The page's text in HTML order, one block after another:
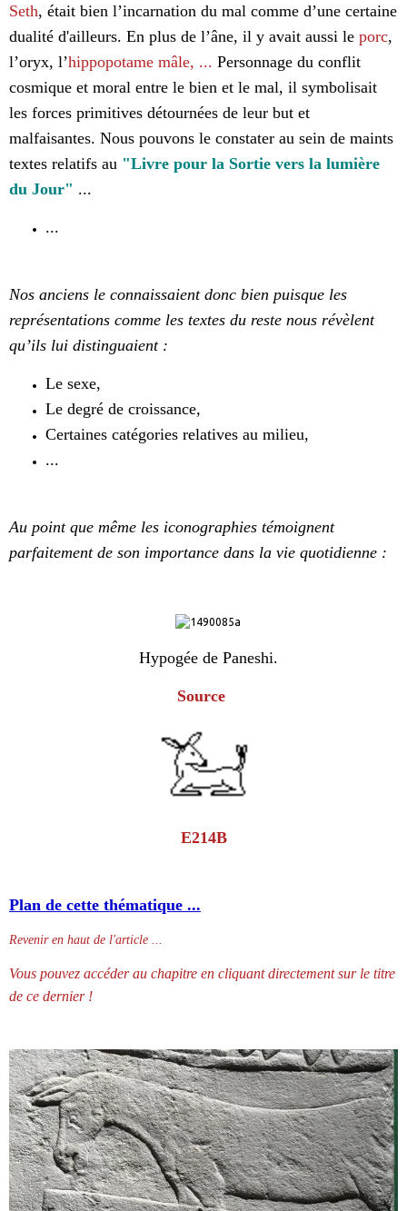
Seth, était bien l’incarnation du mal comme d’une certaine
dualité d'ailleurs. En plus de l’âne, il y avait aussi le porc,
l’oryx, l’hippopotame mâle, ... Personnage du conflit
cosmique et moral entre le bien et le mal, il symbolisait
les forces primitives détournées de leur but et
malfaisantes. Nous pouvons le constater au sein de maints
textes relatifs au "Livre pour la Sortie vers la lumière
du Jour" ...
...
Nos anciens le connaissaient donc bien puisque les
représentations comme les textes du reste nous révèlent
qu’ils lui distinguaient :
Le sexe,
Le degré de croissance,
Certaines catégories relatives au milieu,
...
Au point que même les iconographies témoignent
parfaitement de son importance dans la vie quotidienne :
Hypogée de Paneshi.
Source
E214B
Plan de cette thématique ...
Revenir en haut de l'article ...
Vous pouvez accéder au chapitre en cliquant directement sur le titre
de ce dernier !